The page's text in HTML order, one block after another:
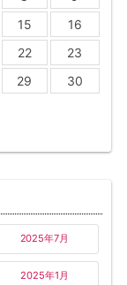
15
16
22
23
29
30
2025年7月
2025年1月